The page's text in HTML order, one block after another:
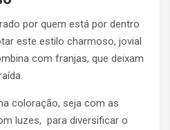
por quem está por dentro
este estilo charmoso, jovial
com franjas, que deixam
coloração, seja com as
luzes, para diversificar o